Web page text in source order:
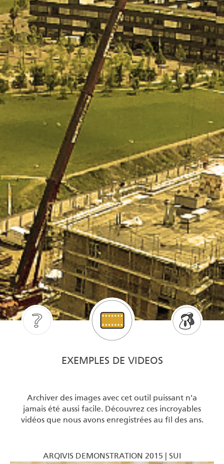
EXEMPLES DE VIDEOS
Archiver des images avec cet outil puissant n'a
jamais été aussi facile. Découvrez ces incroyables
vidéos que nous avons enregistrées au fil des ans.
ARQIVIS DEMONSTRATION 2015 | SUI